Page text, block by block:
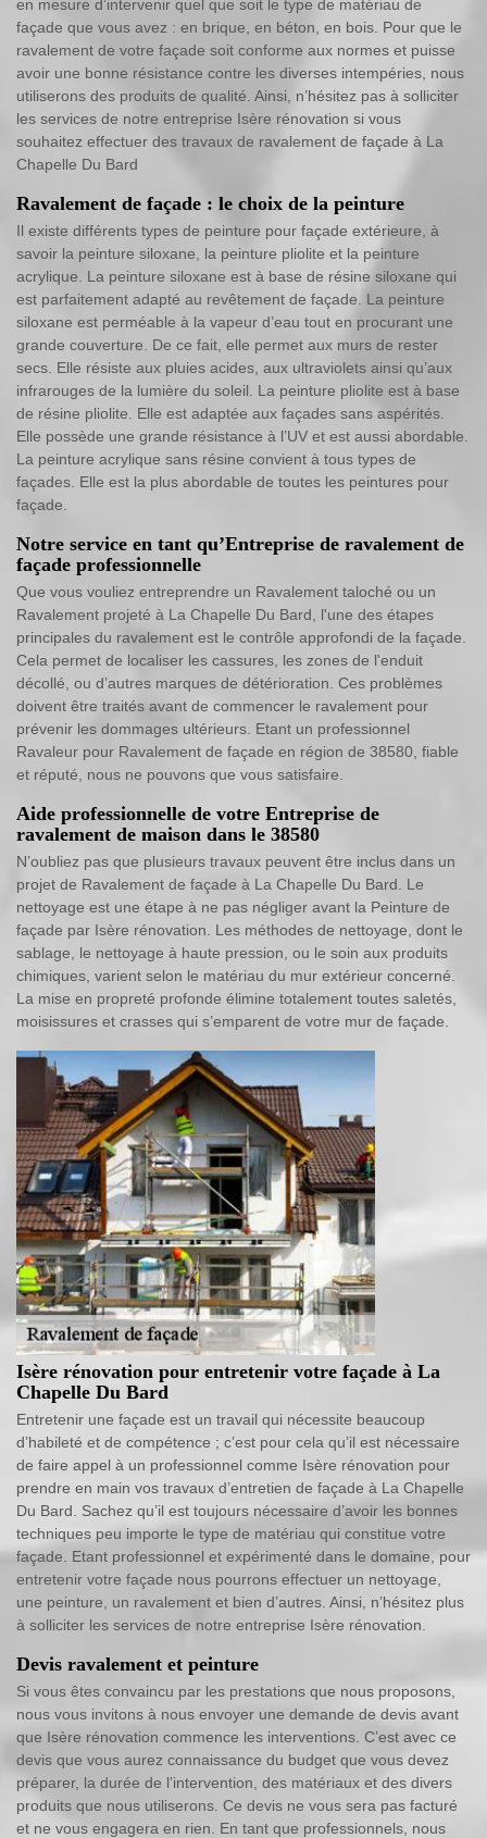
en mesure d’intervenir quel que soit le type de matériau de
façade que vous avez : en brique, en béton, en bois. Pour que le
ravalement de votre façade soit conforme aux normes et puisse
avoir une bonne résistance contre les diverses intempéries, nous
utiliserons des produits de qualité. Ainsi, n’hésitez pas à solliciter
les services de notre entreprise Isère rénovation si vous
souhaitez effectuer des travaux de ravalement de façade à La
Chapelle Du Bard
Ravalement de façade : le choix de la peinture
Il existe différents types de peinture pour façade extérieure, à
savoir la peinture siloxane, la peinture pliolite et la peinture
acrylique. La peinture siloxane est à base de résine siloxane qui
est parfaitement adapté au revêtement de façade. La peinture
siloxane est perméable à la vapeur d’eau tout en procurant une
grande couverture. De ce fait, elle permet aux murs de rester
secs. Elle résiste aux pluies acides, aux ultraviolets ainsi qu’aux
infrarouges de la lumière du soleil. La peinture pliolite est à base
de résine pliolite. Elle est adaptée aux façades sans aspérités.
Elle possède une grande résistance à l’UV et est aussi abordable.
La peinture acrylique sans résine convient à tous types de
façades. Elle est la plus abordable de toutes les peintures pour
façade.
Notre service en tant qu’Entreprise de ravalement de
façade professionnelle
Que vous vouliez entreprendre un Ravalement taloché ou un
Ravalement projeté à La Chapelle Du Bard, l'une des étapes
principales du ravalement est le contrôle approfondi de la façade.
Cela permet de localiser les cassures, les zones de l'enduit
décollé, ou d’autres marques de détérioration. Ces problèmes
doivent être traités avant de commencer le ravalement pour
prévenir les dommages ultérieurs. Etant un professionnel
Ravaleur pour Ravalement de façade en région de 38580, fiable
et réputé, nous ne pouvons que vous satisfaire.
Aide professionnelle de votre Entreprise de
ravalement de maison dans le 38580
N’oubliez pas que plusieurs travaux peuvent être inclus dans un
projet de Ravalement de façade à La Chapelle Du Bard. Le
nettoyage est une étape à ne pas négliger avant la Peinture de
façade par Isère rénovation. Les méthodes de nettoyage, dont le
sablage, le nettoyage à haute pression, ou le soin aux produits
chimiques, varient selon le matériau du mur extérieur concerné.
La mise en propreté profonde élimine totalement toutes saletés,
moisissures et crasses qui s’emparent de votre mur de façade.
Isère rénovation pour entretenir votre façade à La
Chapelle Du Bard
Entretenir une façade est un travail qui nécessite beaucoup
d’habileté et de compétence ; c’est pour cela qu’il est nécessaire
de faire appel à un professionnel comme Isère rénovation pour
prendre en main vos travaux d’entretien de façade à La Chapelle
Du Bard. Sachez qu’il est toujours nécessaire d’avoir les bonnes
techniques peu importe le type de matériau qui constitue votre
façade. Etant professionnel et expérimenté dans le domaine, pour
entretenir votre façade nous pourrons effectuer un nettoyage,
une peinture, un ravalement et bien d’autres. Ainsi, n’hésitez plus
à solliciter les services de notre entreprise Isère rénovation.
Devis ravalement et peinture
Si vous êtes convaincu par les prestations que nous proposons,
nous vous invitons à nous envoyer une demande de devis avant
que Isère rénovation commence les interventions. C’est avec ce
devis que vous aurez connaissance du budget que vous devez
préparer, la durée de l’intervention, des matériaux et des divers
produits que nous utiliserons. Ce devis ne vous sera pas facturé
et ne vous engagera en rien. En tant que professionnels, nous